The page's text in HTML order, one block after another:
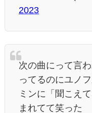
2023
次の曲にって言
ってるのにユノ
ミンに「聞こえ
まれてて笑った